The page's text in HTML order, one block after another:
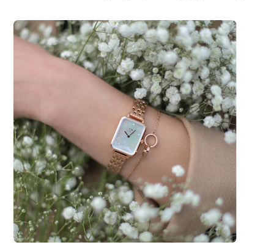
پشت‌صحنه
ساخت ساعت‌های
کاور؛ بازدید ایران
Cover Watches
(Cornavin)؛
برند ساعت
سوئیسی در دفتر
مرکزی سوئیس
مراسم تقدیر از
فعالان منتخب
صنف ساعت